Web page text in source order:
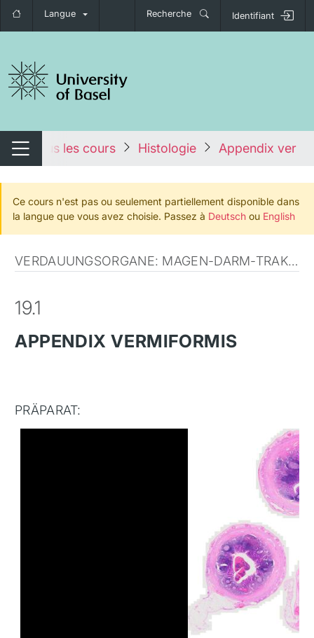
Langue Recherche Identifiant
de navigation
Changer de navigation
Tous les cours Histologie Appendix
Ce cours n'est pas ou seulement partiellement disponible dans
la langue que vous avez choisie. Passez à Deutsch ou English
VERDAUUNGSORGANE: MAGEN-DARM-TRAKT (ANATOMISCHE MIKROSKOPIE)
19.1
APPENDIX VERMIFORMIS
PRÄPARAT: